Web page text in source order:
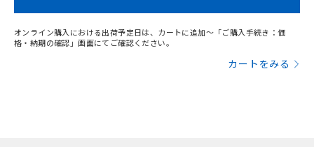
オンライン購入における出荷予定日は、カートに追加～「ご購入手続き：価
格・納期の確認」画面にてご確認ください。
カートをみる